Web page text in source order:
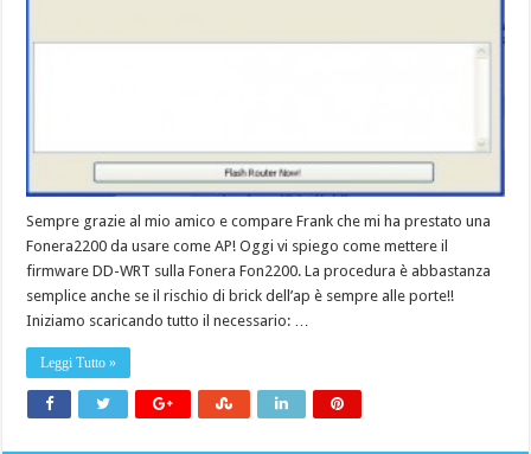
Sempre grazie al mio amico e compare Frank che mi ha prestato una
Fonera2200 da usare come AP! Oggi vi spiego come mettere il
firmware DD-WRT sulla Fonera Fon2200. La procedura è abbastanza
semplice anche se il rischio di brick dell’ap è sempre alle porte!!
Iniziamo scaricando tutto il necessario: …
Leggi Tutto »